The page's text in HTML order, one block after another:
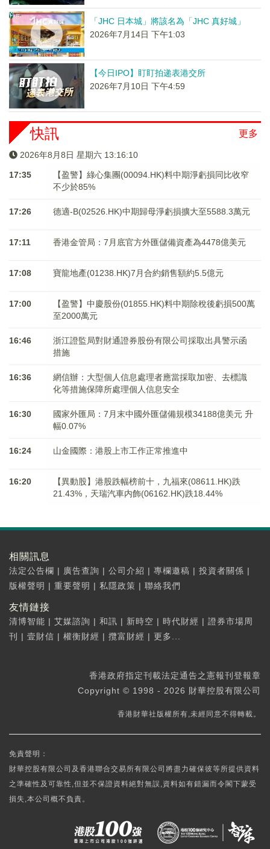
「JHC 日本城」將該名為「JHC 真好城」
2026年7月14日 下午1:03
【今日IPO】盯盯拍递表港交所
2026年7月10日 下午4:59
更多
快訊
2026年8月8日 星期六 13:16:10
17:35
【盈警】綠心集團(00094.HK)料中期淨虧損同比收窄
不少於85%
17:26 德適-B(02526.HK)中期歸母淨虧損擴大至5588.3萬元
17:11 香港金管局：7月底官方外匯儲備資產為4478億美元
17:08 寶龍地產(01238.HK)7月合約銷售額約5.5億元
17:00
【盈警】中慶股份(01855.HK)料中期除稅後虧損500萬
至2000萬元
16:46
浙江證監局對財通證券股份有限公司採取出具警示函
措施
16:36
網信辦：大型個人信息處理者應當採取加密、去標識
化等措施保障所處理個人信息安全
16:30
國家外匯局：7月末中國外匯儲備規模34188億美元 升
幅0.07%
16:24 山金國際：港股上市工作正常推進中
16:20
【異動股】港股跌幅榜前十，九福來(08611.HK)跌
21.43%，天瑞汽車内飾(06162.HK)跌18.44%
相關訊息
法定公告欄 | 廣告查詢 | 公司介紹 | 專欄邀稿 | 投資者關係 |
版權聲明 | 重要聲明 | 私隱政策 | 聯絡我們
友情鏈接
清博智能 | 艾媒諮詢 | 和訊 | 新時空 | 時代財經 | 證券市場周
刊
| 壹財信 | 權衡財經 | 攬富財經 | 更多...
香港政府指定刊載法定通告之憲報刊登報章
Copyright © 1998 - 2026 財華控股有限公司
香港財華社版權所有,未經同意不得轉載。
免責聲明：
財華控股有限公司及香港聯合交易所有限公司將盡力確保彼等所提供資料
之準確性及可靠性,但並不保證資料絕對無誤,資料如有錯漏而令閣下蒙受
損失,本公司概不負責。